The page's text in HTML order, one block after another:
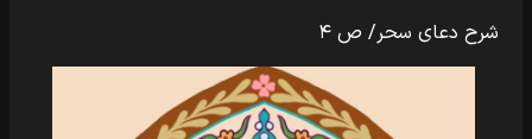
شرح دعای سحر/ ص ۴